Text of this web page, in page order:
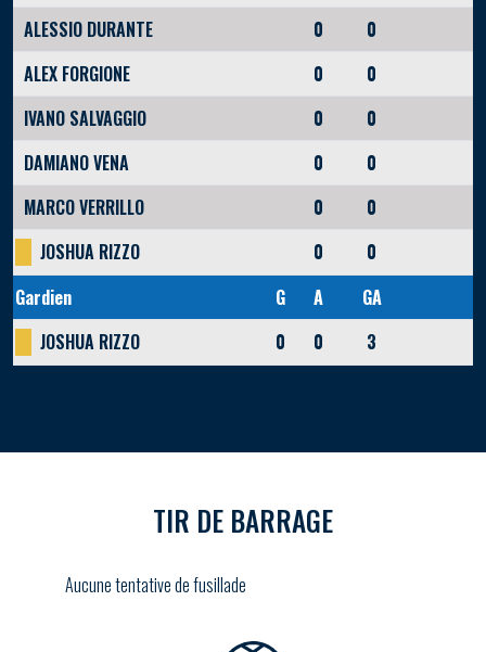
ALESSIO DURANTE
0
0
ALEX FORGIONE
0
0
IVANO SALVAGGIO
0
0
DAMIANO VENA
0
0
MARCO VERRILLO
0
0
JOSHUA RIZZO
0
0
Gardien
G A
GA
JOSHUA RIZZO
0 0 3
TIR DE BARRAGE
Aucune tentative de fusillade